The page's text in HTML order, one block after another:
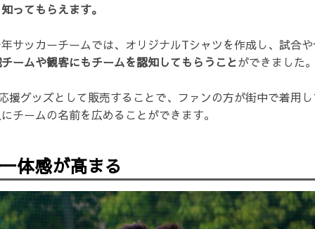
ってもらえます。
サッカーチームでは、オリジナルTシャツを作成し、試合
ームや観客にもチームを認知してもらうことができました
援グッズとして販売することで、ファンの方が街中で着用
チームの名前を広めることができます。
体感が高まる